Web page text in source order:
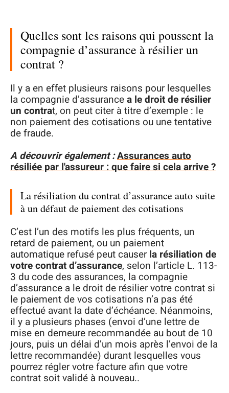
Quelles sont les raisons qui poussent la
compagnie d’assurance à résilier un
contrat ?
Il y a en effet plusieurs raisons pour lesquelles
la compagnie d’assurancea le droit de résilier
un contrat, on peut citer à titre d’exemple : le
non paiement des cotisations ou une tentative
de fraude.
A découvrir également :Assurances auto
résiliée par l'assureur : que faire si cela arrive ?
La résiliation du contrat d’assurance auto suite
à un défaut de paiement des cotisations
C’est l’un des motifs les plus fréquents, un
retard de paiement, ou un paiement
automatique refusé peut causerla résiliation de
votre contrat d’assurance, selon l’article L. 113-
3 du code des assurances, la compagnie
d’assurance a le droit de résilier votre contrat si
le paiement de vos cotisations n’a pas été
effectué avant la date d’échéance. Néanmoins,
il y a plusieurs phases (envoi d’une lettre de
mise en demeure recommandée au bout de 10
jours, puis un délai d’un mois après l’envoi de la
lettre recommandée) durant lesquelles vous
pourrez régler votre facture afin que votre
contrat soit validé à nouveau..